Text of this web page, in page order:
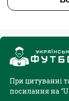
При цитуванні
посилання на